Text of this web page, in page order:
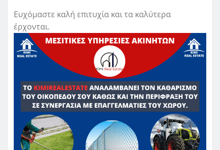
Ευχόμαστε καλή επιτυχία και τα καλύτερα
έρχονται.